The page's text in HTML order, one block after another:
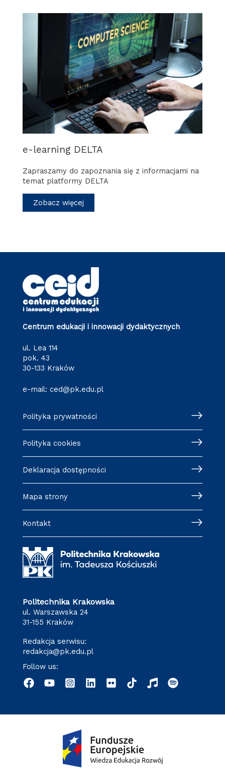
e-learning DELTA
Zapraszamy do zapoznania się z informacjami na
temat platformy DELTA
Zobacz więcej
Centrum edukacji i innowacji dydaktycznych
ul. Lea 114
pok. 43
30-133 Kraków
e-mail: ced@pk.edu.pl
Polityka prywatności
Polityka cookies
Deklaracja dostępności
Mapa strony
Kontakt
Politechnika Krakowska
ul. Warszawska 24
31-155 Kraków
Redakcja serwisu:
redakcja@pk.edu.pl
Follow us: